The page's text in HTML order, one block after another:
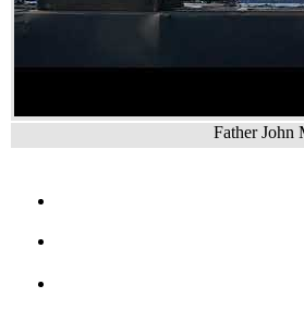
Father John